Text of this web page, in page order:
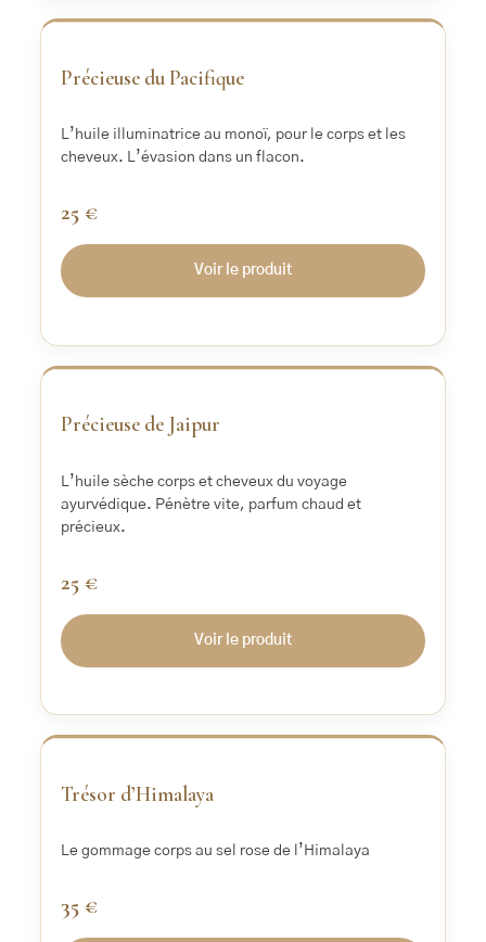
‹ ›
Précieuse du Pacifique
L’huile illuminatrice au monoï, pour le corps et les
cheveux. L’évasion dans un flacon.
25 €
Voir le produit
Précieuse de Jaipur
L’huile sèche corps et cheveux du voyage
ayurvédique. Pénètre vite, parfum chaud et
précieux.
25 €
Voir le produit
Trésor d’Himalaya
Le gommage corps au sel rose de l’Himalaya
35 €